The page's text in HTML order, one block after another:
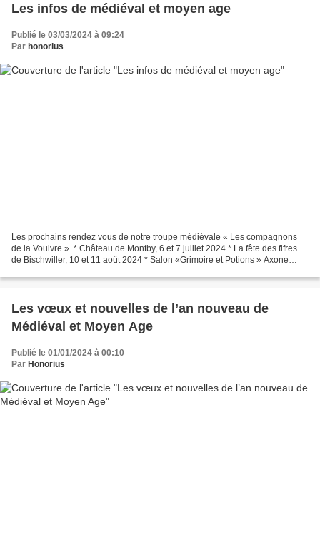
Les infos de médiéval et moyen age
Publié le 03/03/2024 à 09:24
Par honorius
Les prochains rendez vous de notre troupe médiévale « Les compagnons
de la Vouivre ». * Château de Montby, 6 et 7 juillet 2024 * La fête des fifres
de Bischwiller, 10 et 11 août 2024 * Salon «Grimoire et Potions » Axone
Les vœux et nouvelles de l’an nouveau de
Médiéval et Moyen Age
Publié le 01/01/2024 à 00:10
Par Honorius